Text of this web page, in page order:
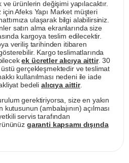
ve ürünlerin değişimi yapılacaktır.
Afeks Yapı Market müşteri
ulaşarak bilgi alabilirsiniz.
satın alma ekranlarında size
kargoya teslim edilecektir.
veriliş tarihinden itibaren
Kargo teslimatlarında
ek ücretler alıcıya aittir. 30
gerçekleşmektedir ve teslimat
kullanılması nedeni ile iade
bedeli alıcıya aittir.
gerektiriyorsa, size en yakın
(ambalajının) açılması
servis tarafından
garanti kapsamı dışında